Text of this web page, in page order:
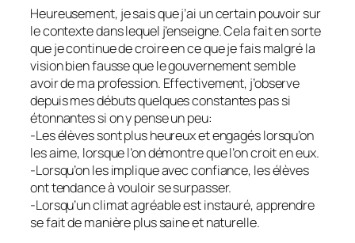
Heureusement, je sais que j’ai un certain pouvoir sur
le contexte dans lequel j’enseigne. Cela fait en sorte
que je continue de croire en ce que je fais malgré la
vision bien fausse que le gouvernement semble
avoir de ma profession. Effectivement, j’observe
depuis mes débuts quelques constantes pas si
étonnantes si on y pense un peu:
-Les élèves sont plus heureux et engagés lorsqu’on
les aime, lorsque l’on démontre que l’on croit en eux.
-Lorsqu’on les implique avec confiance, les élèves
ont tendance à vouloir se surpasser.
-Lorsqu’un climat agréable est instauré, apprendre
se fait de manière plus saine et naturelle.